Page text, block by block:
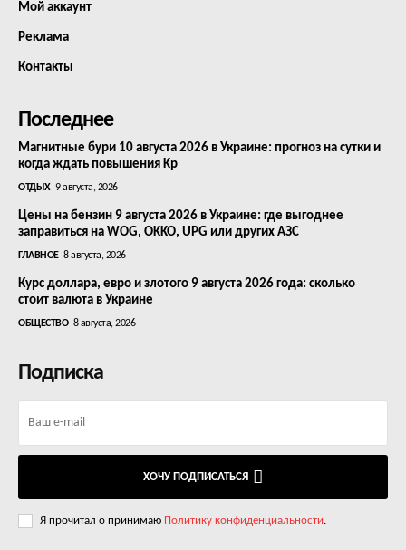
Мой аккаунт
Реклама
Контакты
Последнее
Магнитные бури 10 августа 2026 в Украине: прогноз на сутки и
когда ждать повышения Kp
ОТДЫХ 9 августа, 2026
Цены на бензин 9 августа 2026 в Украине: где выгоднее
заправиться на WOG, OKKO, UPG или других АЗС
ГЛАВНОЕ 8 августа, 2026
Курс доллара, евро и злотого 9 августа 2026 года: сколько
стоит валюта в Украине
ОБЩЕСТВО 8 августа, 2026
Подписка
ХОЧУ ПОДПИСАТЬСЯ
Я прочитал о принимаю Политику конфиденциальности.